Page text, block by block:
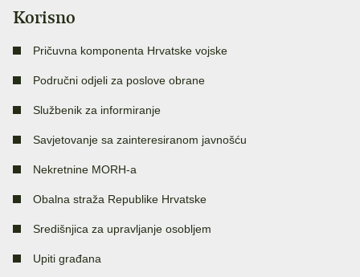
Korisno
Pričuvna komponenta Hrvatske vojske
Područni odjeli za poslove obrane
Službenik za informiranje
Savjetovanje sa zainteresiranom javnošću
Nekretnine MORH-a
Obalna straža Republike Hrvatske
Središnjica za upravljanje osobljem
Upiti građana